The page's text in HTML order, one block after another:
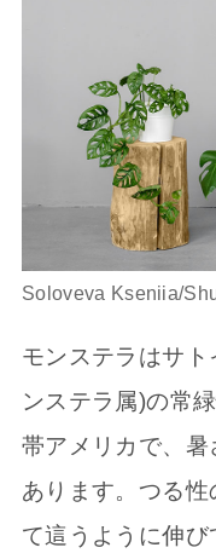
Soloveva Kseniia/
モンステラはサ
ンステラ属)の常
帯アメリカで、
あります。つる
て這うように伸